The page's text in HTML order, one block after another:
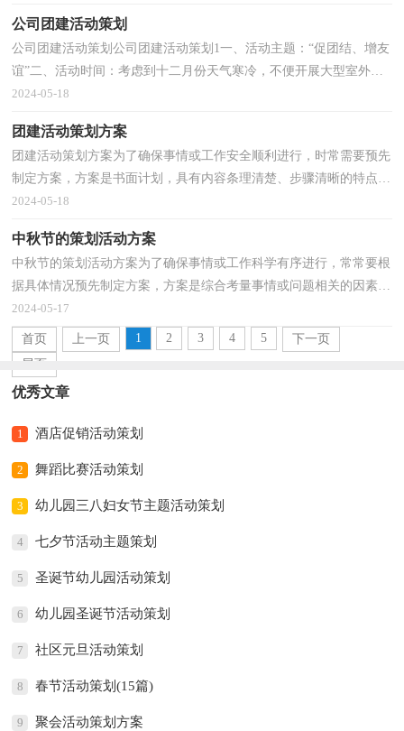
公司团建活动策划
公司团建活动策划公司团建活动策划1一、活动主题：“促团结、增友
谊”二、活动时间：考虑到十二月份天气寒冷，不便开展大型室外活
动，为了增进部门员工之间的沟通，缩短领导与员工之...
2024-05-18
团建活动策划方案
团建活动策划方案为了确保事情或工作安全顺利进行，时常需要预先
制定方案，方案是书面计划，具有内容条理清楚、步骤清晰的特点。
写方案需要注意哪些格式呢？以下是小编为大家整理的...
2024-05-18
中秋节的策划活动方案
中秋节的策划活动方案为了确保事情或工作科学有序进行，常常要根
据具体情况预先制定方案，方案是综合考量事情或问题相关的因素后
所制定的书面计划。优秀的方案都具备一些什么特...
2024-05-17
首页 上一页 1 2 3 4 5
下一页
尾页
优秀文章
1 酒店促销活动策划
2 舞蹈比赛活动策划
3 幼儿园三八妇女节主题活动策划
4 七夕节活动主题策划
5 圣诞节幼儿园活动策划
6 幼儿园圣诞节活动策划
7 社区元旦活动策划
8 春节活动策划(15篇)
9 聚会活动策划方案